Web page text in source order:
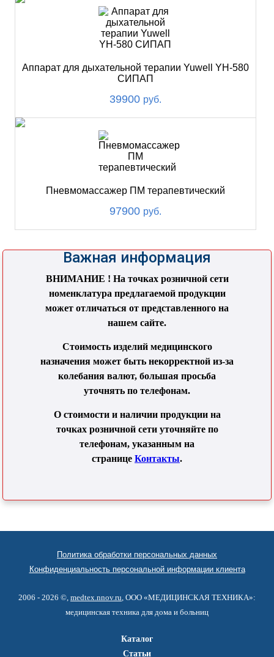
Аппарат для дыхательной терапии Yuwell YH-580
СИПАП
39900 руб.
Пневмомассажер ПМ терапевтический
97900 руб.
Важная информация
ВНИМАНИЕ ! На точках розничной сети
номенклатура предлагаемой продукции
может отличаться от представленного на
нашем сайте.
Стоимость изделий медицинского
назначения может быть некорректной из-за
колебания валют, большая просьба
уточнять по телефонам.
О стоимости и наличии продукции на
точках розничной сети уточняйте по
телефонам, указанным на
странице Контакты.
Политика обработки персональных данных
Конфиденциальность персональной информации клиента
2006 - 2026 ©, medtex.nnov.ru , ООО «МЕДИЦИНСКАЯ ТЕХНИКА»:
медицинская техника для дома и больниц
Каталог
Статьи